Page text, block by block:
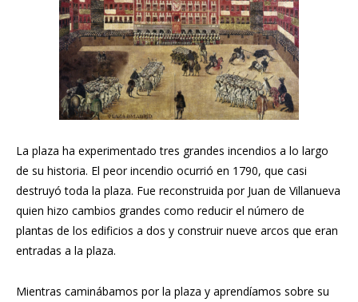
La plaza ha experimentado tres grandes incendios a lo largo
de su historia. El peor incendio ocurrió en 1790, que casi
destruyó toda la plaza. Fue reconstruida por Juan de Villanueva
quien hizo cambios grandes como reducir el número de
plantas de los edificios a dos y construir nueve arcos que eran
entradas a la plaza.
Mientras caminábamos por la plaza y aprendíamos sobre su